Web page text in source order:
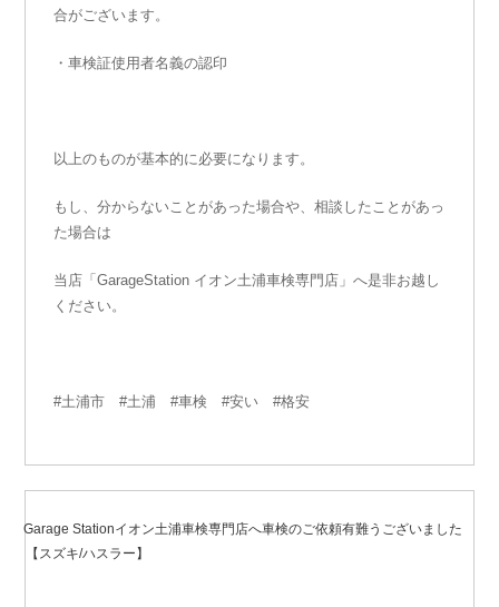
合がございます。
・車検証使用者名義の認印
以上のものが基本的に必要になります。
もし、分からないことがあった場合や、相談したことがあっ
た場合は
当店「GarageStation イオン土浦車検専門店」へ是非お越し
ください。
#土浦市 #土浦 #車検 #安い #格安
稿
Garage Stationイオン土浦車検専門店へ車検のご依頼有難うございました
【スズキ/ハスラー】